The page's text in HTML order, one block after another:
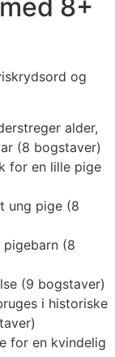
8+
og
alder,
(8 bogstaver)
for en lille pige
ung pige (8
(8
(9 bogstaver)
i historiske
for en kvindelig